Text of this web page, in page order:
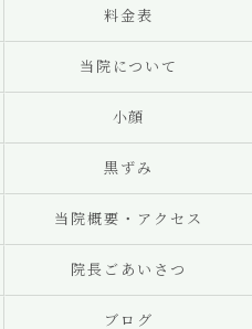
料金表
当院について
小顔
黒ずみ
当院概要・アクセス
院長ごあいさつ
ブログ